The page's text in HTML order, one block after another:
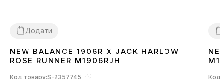
Додати
3637 3839404142 4345
NEW BALANCE 1906R X JACK HARLOW
ROSE RUNNER M1906RJH
Код товару:S-2357745